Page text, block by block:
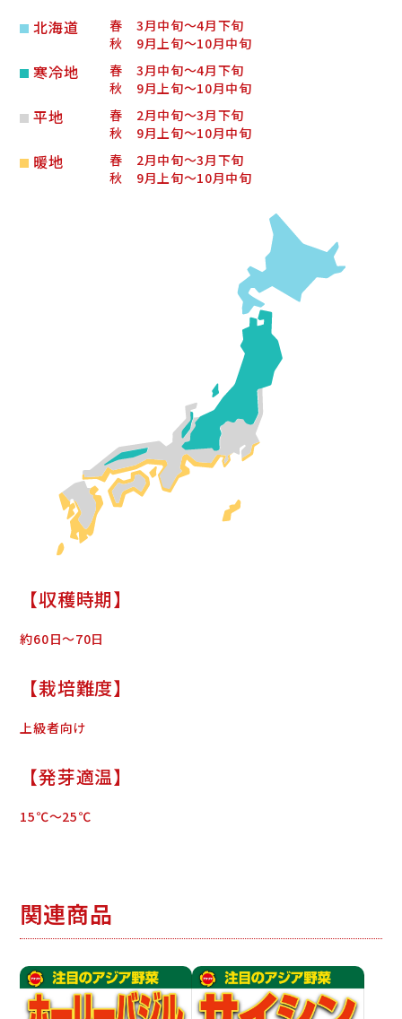
北海道
春 3月中旬～4月下旬
秋 9月上旬～10月中旬
寒冷地
春 3月中旬～4月下旬
秋 9月上旬～10月中旬
平地
春 2月中旬～3月下旬
秋 9月上旬～10月中旬
暖地
春 2月中旬～3月下旬
秋 9月上旬～10月中旬
【収穫時期】
約60日～70日
【栽培難度】
上級者向け
【発芽適温】
15℃～25℃
関連商品
ABOUT
私たちの思い